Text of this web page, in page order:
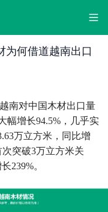
为何借道越南出口
南对中国木材出口量
幅增长94.5%，几乎实
万立方米，同比增
突破3万立方米关
239%。